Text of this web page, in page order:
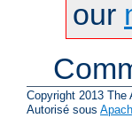
our
Copyright 2013 The
Autorisé sous